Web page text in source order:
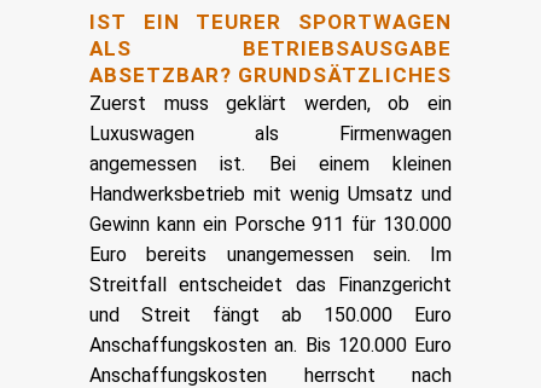
IST EIN TEURER SPORTWAGEN
ALS BETRIEBSAUSGABE
ABSETZBAR? GRUNDSÄTZLICHES
Zuerst muss geklärt werden, ob ein
Luxuswagen als Firmenwagen
angemessen ist. Bei einem kleinen
Handwerksbetrieb mit wenig Umsatz und
Gewinn kann ein Porsche 911 für 130.000
Euro bereits unangemessen sein. Im
Streitfall entscheidet das Finanzgericht
und Streit fängt ab 150.000 Euro
Anschaffungskosten an. Bis 120.000 Euro
Anschaffungskosten herrscht nach